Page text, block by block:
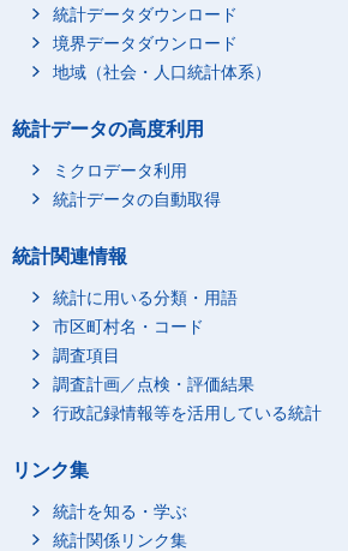
統計データダウンロード
境界データダウンロード
地域（社会・人口統計体系）
統計データの高度利用
ミクロデータ利用
統計データの自動取得
統計関連情報
統計に用いる分類・用語
市区町村名・コード
調査項目
調査計画／点検・評価結果
行政記録情報等を活用している統計
リンク集
統計を知る・学ぶ
統計関係リンク集